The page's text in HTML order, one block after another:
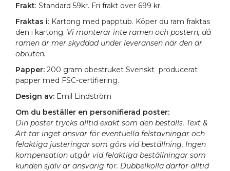
Frakt: Standard 59kr. Fri frakt över 699 kr.
Fraktas i: Kartong med papptub. Köper du ram fraktas
den i kartong. Vi monterar inte ramen och postern, då
ramen är mer skyddad under leveransen när den är
obruten.
Papper: 200 gram obestruket Svenskt producerat
papper med FSC-certifiering.
Design av: Emil Lindström
Om du beställer en personifierad poster:
Din poster trycks alltid exakt som den beställs. Text &
Art tar inget ansvar för eventuella felstavningar och
felaktiga justeringar som görs vid beställning. Ingen
kompensation utgår vid felaktiga beställningar som
kunden själv är ansvarig för. Dubbelkolla därför alltid